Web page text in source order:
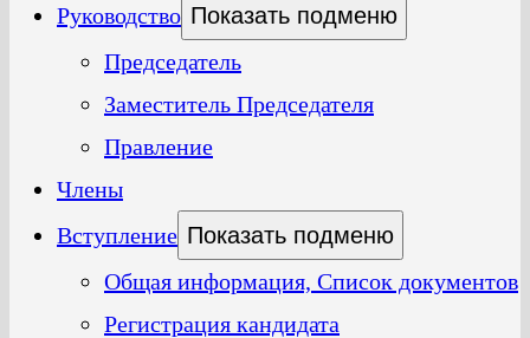
Руководство Показать подменю
Председатель
Заместитель Председателя
Правление
Члены
Вступление Показать подменю
Общая информация, Список документов
Регистрация кандидата